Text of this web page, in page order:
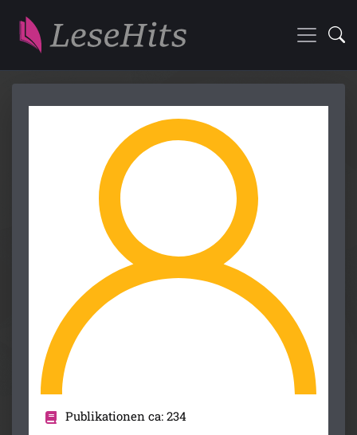
Publikationen ca: 234